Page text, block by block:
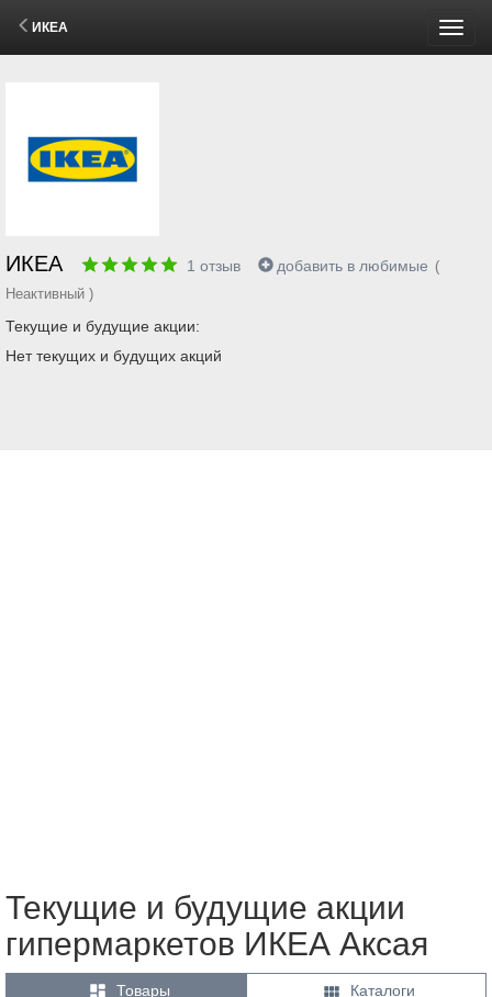
ИКЕА
ИКЕА 1 отзыв добавить в любимые (
Неактивный )
Текущие и будущие акции:
Нет текущих и будущих акций
Текущие и будущие акции
гипермаркетов ИКЕА Аксая
 Товары  Каталоги